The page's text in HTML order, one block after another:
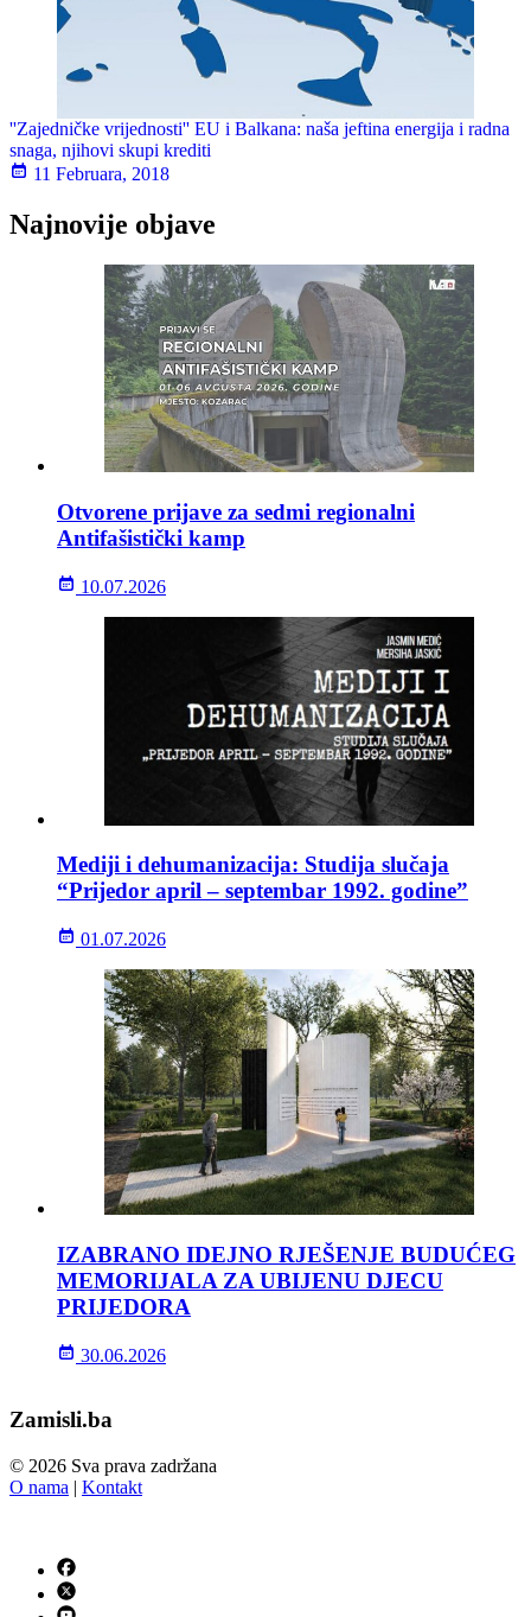
''Zajedničke vrijednosti'' EU i Balkana: naša jeftina energija i radna
snaga, njihovi skupi krediti
11 Februara, 2018
Najnovije objave
Otvorene prijave za sedmi regionalni
Antifašistički kamp
10.07.2026
Mediji i dehumanizacija: Studija slučaja
“Prijedor april – septembar 1992. godine”
01.07.2026
IZABRANO IDEJNO RJEŠENJE BUDUĆEG
MEMORIJALA ZA UBIJENU DJECU
PRIJEDORA
30.06.2026
Zamisli.ba
© 2026 Sva prava zadržana
O nama | Kontakt